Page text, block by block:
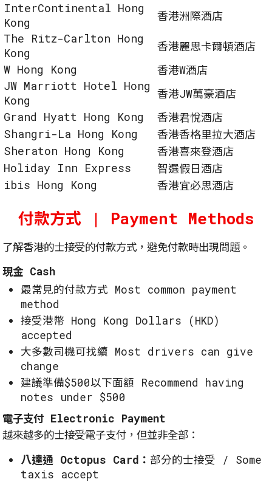
InterContinental Hong
Kong
香港洲際酒店
The Ritz-Carlton Hong
Kong
香港麗思卡爾頓酒店
W Hong Kong
香港W酒店
JW Marriott Hotel Hong
Kong
香港JW萬豪酒店
Grand Hyatt Hong Kong
香港君悅酒店
Shangri-La Hong Kong
香港香格里拉大酒店
Sheraton Hong Kong
香港喜來登酒店
Holiday Inn Express
智選假日酒店
ibis Hong Kong
香港宜必思酒店
付款方式 | Payment Methods
了解香港的士接受的付款方式，避免付款時出現問題。
現金 Cash
最常見的付款方式 Most common payment
method
接受港幣 Hong Kong Dollars (HKD)
accepted
大多數司機可找續 Most drivers can give
change
建議準備$500以下面額 Recommend having
notes under $500
電子支付 Electronic Payment
越來越多的士接受電子支付，但並非全部：
八達通 Octopus Card： 部分的士接受 / Some
taxis accept